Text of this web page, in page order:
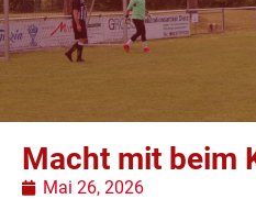
Macht mit beim
Mai 26, 2026